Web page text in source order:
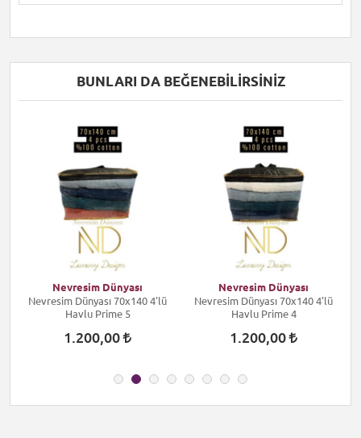
BUNLARI DA BEĞENEBILIRSINIZ
Nevresim Dünyası
Nevresim Dünyası 70x140 4'lü
Havlu Prime 5
1.200,00
Nevresim Dünyası
Nevresim Dünyası 70x140 4'lü
Havlu Prime 4
1.200,00